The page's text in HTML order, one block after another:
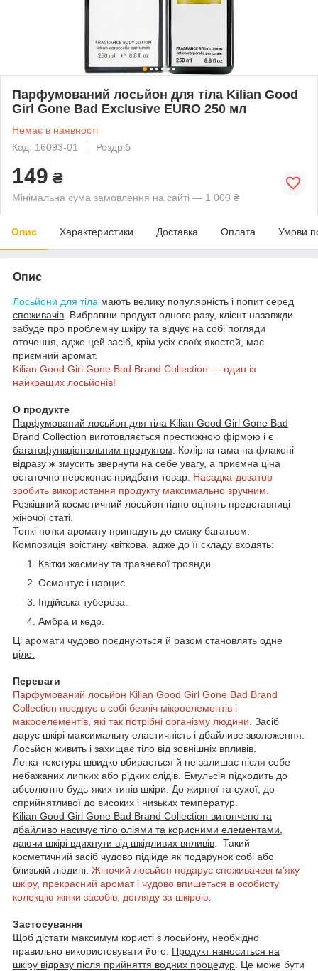
Парфумований лосьйон для тіла Kilian Good
Girl Gone Bad Exclusive EURO 250 мл
Немає в наявності
Код: 16093-01
Роздріб
149 ₴
Мінімальна сума замовлення на сайті — 1 000 ₴
Опис Характеристики Доставка Оплата Умови
Опис
Лосьйони для тіла мають велику популярність і попит серед
споживачів . Вибравши продукт одного разу, клієнт назавжди
забуде про проблемну шкіру та відчує на собі погляди
оточення, адже цей засіб, крім усіх своїх якостей, має
приємний аромат.
Kilian Good Girl Gone Bad Brand Collection — один із
найкращих лосьйонів!
О продукте
Парфумований лосьйон для тіла Kilian Good Girl Gone Bad
Brand Collection виготовляється престижною фірмою і є
багатофункціональним продуктом . Колірна гама на флаконі
відразу ж змусить звернути на себе увагу, а приємна ціна
остаточно переконає придбати товар. Насадка-дозатор
зробить використання продукту максимально зручним.
Розкішний косметичний лосьйон гідно оцінять представниці
жіночої статі.
Тонкі нотки аромату припадуть до смаку багатьом.
Композиція воістину квіткова, адже до її складу входять:
Квітки жасмину та травневої троянди.
Османтус і нарцис.
Індійська тубероза.
Амбра и кедр.
Ці аромати чудово поєднуються й разом становлять одне
ціле.
Переваги
Парфумований лосьйон Kilian Good Girl Gone Bad Brand
Collection поєднує в собі безліч мікроелементів і
макроелементів, які так потрібні організму людини. Засіб
дарує шкірі максимальну еластичність і дбайливе зволоження.
Лосьйон живить і захищає тіло від зовнішніх впливів.
Легка текстура швидко вбирається й не залишає після себе
небажаних липких або рідких слідів. Емульсія підходить до
абсолютно будь-яких типів шкіри. До жирної та сухої, до
сприйнятливої до високих і низьких температур.
Kilian Good Girl Gone Bad Brand Collection витончено та
дбайливо насичує тіло оліями та корисними елементами,
даючи шкірі вдихнути від шкідливих впливів . Такий
косметичний засіб чудово підійде як подарунок собі або
близькій людині. Жіночий лосьйон подарує споживачеві м'яку
шкіру, прекрасний аромат і чудово впишеться в особисту
колекцію жінки засобів, догляду за шкірою.
Застосування
Щоб дістати максимум користі з лосьйону, необхідно
правильно використовувати його. Продукт наноситься на
шкіру відразу після прийняття водних процедур . Це може бути